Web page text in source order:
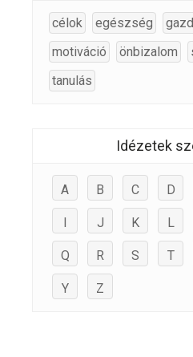
célok egészség
motiváció
önbizalom
tanulás
Idézetek
A B C D
I J K L
Q R S T
Y Z